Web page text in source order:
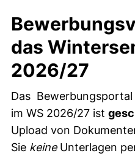
das
2026/27
Das
im WS 2026/27 ist
Upload von
Sie keineUnterlagen